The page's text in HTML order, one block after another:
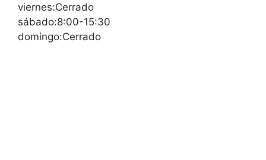
viernes:Cerrado
sábado:8:00-15:30
domingo:Cerrado